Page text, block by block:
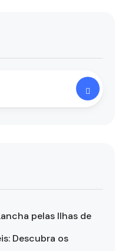
pelas Ilhas de
Descubra os